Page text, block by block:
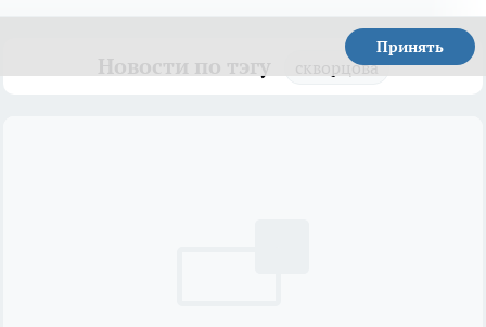
Принять
скворцова